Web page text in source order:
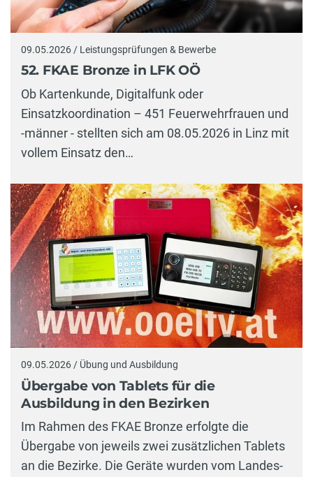
09.05.2026 / Leistungsprüfungen & Bewerbe
52. FKAE Bronze in LFK OÖ
Ob Kartenkunde, Digitalfunk oder
Einsatzkoordination – 451 Feuerwehrfrauen und
-männer - stellten sich am 08.05.2026 in Linz mit
vollem Einsatz den…
09.05.2026 / Übung und Ausbildung
Übergabe von Tablets für die
Ausbildung in den Bezirken
Im Rahmen des FKAE Bronze erfolgte die
Übergabe von jeweils zwei zusätzlichen Tablets
an die Bezirke. Die Geräte wurden vom Landes-